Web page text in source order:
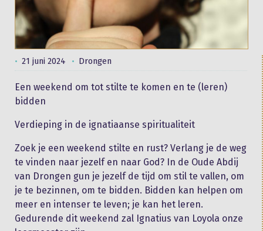
21 juni 2024 Drongen
Een weekend om tot stilte te komen en te (leren)
bidden
Verdieping in de ignatiaanse spiritualiteit
Zoek je een weekend stilte en rust? Verlang je de weg
te vinden naar jezelf en naar God? In de Oude Abdij
van Drongen gun je jezelf de tijd om stil te vallen, om
je te bezinnen, om te bidden. Bidden kan helpen om
meer en intenser te leven; je kan het leren.
Gedurende dit weekend zal Ignatius van Loyola onze